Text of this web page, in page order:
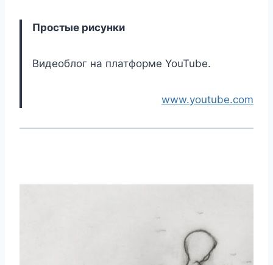
Простые рисунки
Видеоблог на платформе YouTube.
www.youtube.com